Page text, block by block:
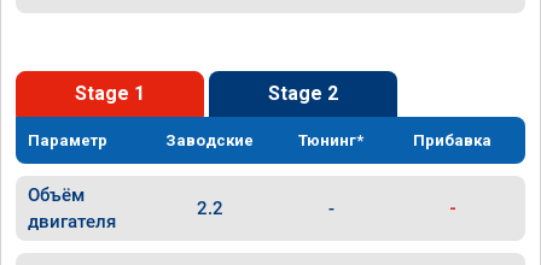
Stage 1 Stage 2
Параметр Заводские Тюнинг* Прибавка
Объём
двигателя
2.2 - -